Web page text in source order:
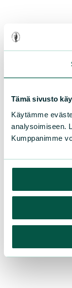
Tämä sivusto
Käytämme
analysoimiseen.
Kumppanimme